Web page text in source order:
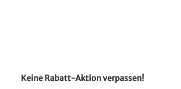
Keine Rabatt-Aktion verpassen!